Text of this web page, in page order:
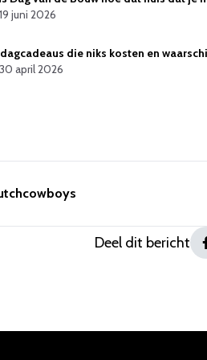
19 juni 2026
die niks kosten en
30 april 2026
Deel dit bericht